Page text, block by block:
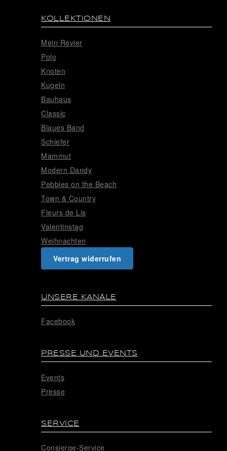
KOLLEKTIONEN
Mein Revier
Polo
Knoten
Kugeln
Bauhaus
Classic
Blaues Band
Schiefer
Mammut
Modern Dandy
Pebbles on the Beach
Town & Country
Fleurs de Lis
Valentinstag
Weihnachten
Vertrag widerrufen
UNSERE KANÄLE
Facebook
PRESSE UND EVENTS
Events
Presse
SERVICE
Consierge-Service